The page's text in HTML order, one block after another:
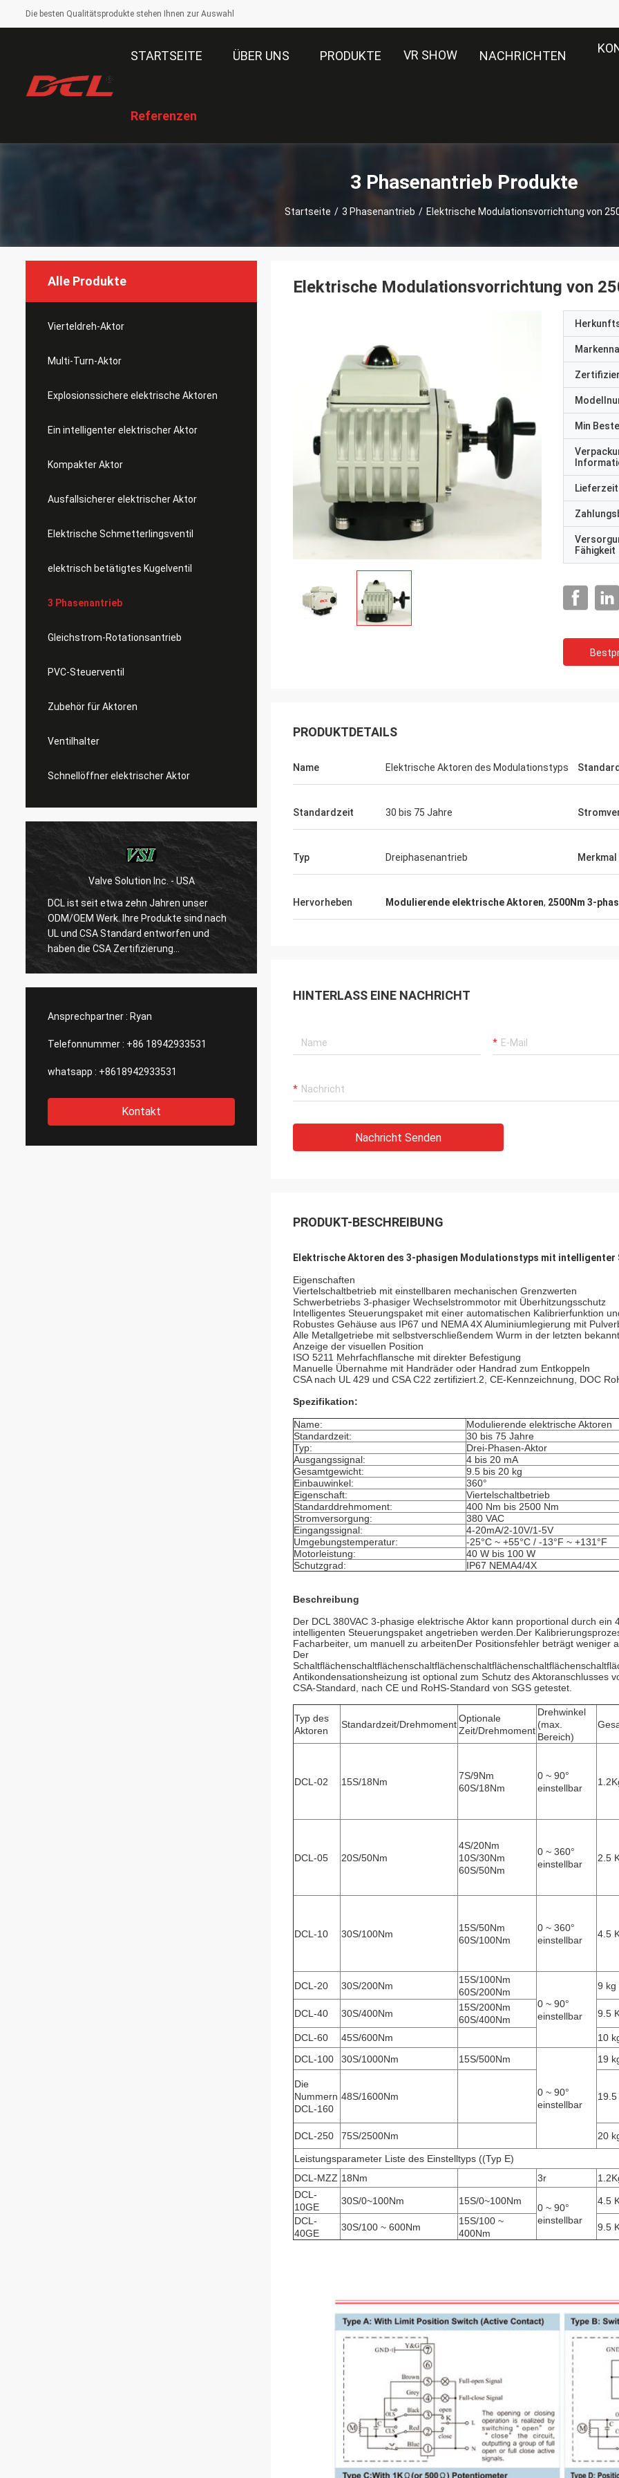
Die besten Qualitätsprodukte stehen Ihnen zur Auswahl
STARTSEITE ÜBER UNS PRODUKTE VR SHOW NACHRICHTEN
Referenzen
3 Phasenantrieb Produkte
Startseite / 3 Phasenantrieb / Elektrische Modulationsvorrichtung von
Alle Produkte
Vierteldreh-Aktor
Multi-Turn-Aktor
Explosionssichere elektrische Aktoren
Ein intelligenter elektrischer Aktor
Kompakter Aktor
Ausfallsicherer elektrischer Aktor
Elektrische Schmetterlingsventil
elektrisch betätigtes Kugelventil
3 Phasenantrieb
Gleichstrom-Rotationsantrieb
PVC-Steuerventil
Zubehör für Aktoren
Ventilhalter
Schnellöffner elektrischer Aktor
Valve Solution Inc. - USA
DCL ist seit etwa zehn Jahren unser
ODM/OEM Werk. Ihre Produkte sind nach
UL und CSA Standard entworfen und
haben die CSA Zertifizierung
bestanden.Es gibt nur wenige chinesische
von DCL, dass sie Innovationen fortsetzen
Nach 15 Jahren Zusammenarbeit mit DCL
sind wir mit den Produkten von DCL sehr
ihre wunderbare Qualitätskontrolle für die
DCL ist seit mehr als 6
Partner und Lieferant.Unsere
Ansprechpartner : Ryan
Telefonnummer : +86 18942933531
whatsapp : +8618942933531
Kontakt
Elektrische Modulationsvorrichtung von
Min
Lieferzeit
Fähigkeit
PRODUKTDETAILS
Name Elektrische Aktoren des Modulationstyps
Standardzeit 30 bis 75 Jahre
Typ Dreiphasenantrieb Merkmal
Hervorheben Modulierende elektrische Aktoren, 2500Nm 3-
HINTERLASS EINE NACHRICHT
Nachricht Senden
PRODUKT-BESCHREIBUNG
Elektrische Aktoren des 3-phasigen Modulationstyps mit intelligenter
Eigenschaften
Viertelschaltbetrieb mit einstellbaren mechanischen Grenzwerten
Schwerbetriebs 3-phasiger Wechselstrommotor mit Überhitzungsschutz
Intelligentes Steuerungspaket mit einer automatischen Kalibrierfunktion
Robustes Gehäuse aus IP67 und NEMA 4X Aluminiumlegierung mit
Alle Metallgetriebe mit selbstverschließendem Wurm in der letzten
Anzeige der visuellen Position
ISO 5211 Mehrfachflansche mit direkter Befestigung
Manuelle Übernahme mit Handräder oder Handrad zum Entkoppeln
CSA nach UL 429 und CSA C22 zertifiziert.2, CE-Kennzeichnung, DOC
Spezifikation:
Name:
Modulierende elektrische Aktoren
Standardzeit:
30 bis 75 Jahre
Typ:
Drei-Phasen-Aktor
Ausgangssignal:
4 bis 20 mA
Gesamtgewicht:
9.5 bis 20 kg
Einbauwinkel:
360°
Eigenschaft:
Viertelschaltbetrieb
Standarddrehmoment:
400 Nm bis 2500 Nm
Stromversorgung:
380 VAC
Eingangssignal:
4-20mA/2-10V/1-5V
Umgebungstemperatur:
-25°C ~ +55°C / -13°F ~ +131°F
Motorleistung:
40 W bis 100 W
Schutzgrad:
IP67 NEMA4/4X
Beschreibung
Der DCL 380VAC 3-phasige elektrische Aktor kann proportional durch
intelligenten Steuerungspaket angetrieben werden.Der
Facharbeiter, um manuell zu arbeitenDer Positionsfehler beträgt weniger
Der
Antikondensationsheizung ist optional zum Schutz des Aktoranschlusses
CSA-Standard, nach CE und RoHS-Standard von SGS getestet.
Typ des
Aktoren
Standardzeit/Drehmoment
Optionale
Zeit/Drehmoment
Drehwinkel
(max.
Bereich)
DCL-02 15S/18Nm
7S/9Nm
60S/18Nm
0 ~ 90°
einstellbar
DCL-05 20S/50Nm
4S/20Nm
10S/30Nm
60S/50Nm
0 ~ 360°
einstellbar
2.5
DCL-10 30S/100Nm
15S/50Nm
60S/100Nm
0 ~ 360°
einstellbar
4.5
DCL-20 30S/200Nm
15S/100Nm
60S/200Nm
0 ~ 90°
einstellbar
9 kg
DCL-40 30S/400Nm
15S/200Nm
60S/400Nm
9.5
DCL-60 45S/600Nm
10
DCL-100
30S/1000Nm 15S/500Nm
0 ~ 90°
einstellbar
19
Die
Nummern
DCL-160
48S/1600Nm 19.5
DCL-250 75S/2500Nm 20
Leistungsparameter Liste des Einstelltyps ((Typ E)
DCL-MZZ 18Nm 3r
DCL-
10GE
30S/0~100Nm 15S/0~100Nm
0 ~ 90°
einstellbar
4.5
DCL-
40GE
30S/100 ~ 600Nm
15S/100 ~
400Nm
9.5